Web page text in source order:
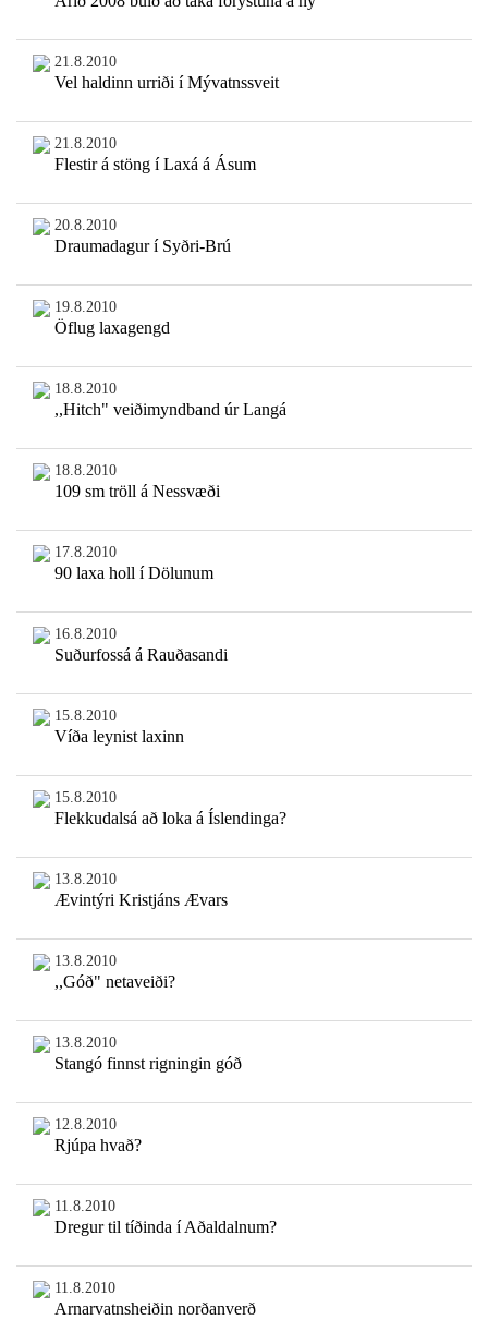
21.8.2010
Vel haldinn urriði í Mývatnssveit
21.8.2010
Flestir á stöng í Laxá á Ásum
20.8.2010
Draumadagur í Syðri-Brú
19.8.2010
Öflug laxagengd
18.8.2010
,,Hitch" veiðimyndband úr Langá
18.8.2010
109 sm tröll á Nessvæði
17.8.2010
90 laxa holl í Dölunum
16.8.2010
Suðurfossá á Rauðasandi
15.8.2010
Víða leynist laxinn
15.8.2010
Flekkudalsá að loka á Íslendinga?
13.8.2010
Ævintýri Kristjáns Ævars
13.8.2010
,,Góð" netaveiði?
13.8.2010
Stangó finnst rigningin góð
12.8.2010
Rjúpa hvað?
11.8.2010
Dregur til tíðinda í Aðaldalnum?
11.8.2010
Arnarvatnsheiðin norðanverð